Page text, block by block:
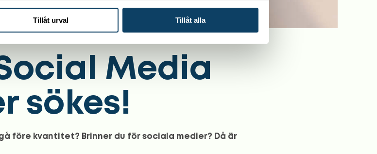
Tillåt urval Tillåt alla
Media
sökes!
före kvantitet? Brinner du för sociala medier? Då är